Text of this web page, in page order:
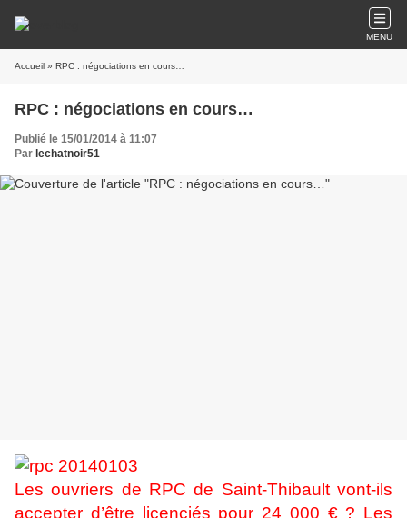
MENU
Accueil » RPC : négociations en cours…
RPC : négociations en cours…
Publié le 15/01/2014 à 11:07
Par lechatnoir51
Les ouvriers de RPC de Saint-Thibault vont-ils
accepter d’être licenciés pour 24 000 € ? Les